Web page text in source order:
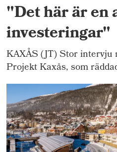
"Det här är en
investeringar"
KAXÅS (JT) Stor intervju
Projekt Kaxås, som